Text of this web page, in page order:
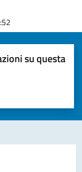
su questa
stelle)la chiarezza delle